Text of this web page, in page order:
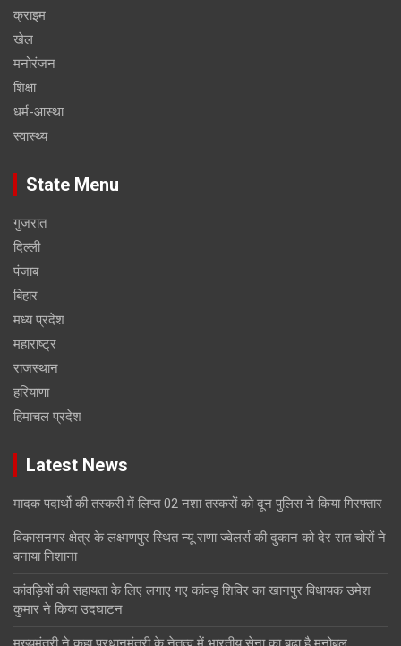
क्राइम
खेल
मनोरंजन
शिक्षा
धर्म-आस्था
स्वास्थ्य
State Menu
गुजरात
दिल्ली
पंजाब
बिहार
मध्य प्रदेश
महाराष्ट्र
राजस्थान
हरियाणा
हिमाचल प्रदेश
Latest News
मादक पदार्थो की तस्करी में लिप्त 02 नशा तस्करों को दून पुलिस ने किया गिरफ्तार
विकासनगर क्षेत्र के लक्ष्मणपुर स्थित न्यू राणा ज्वेलर्स की दुकान को देर रात चोरों ने
बनाया निशाना
कांवड़ियों की सहायता के लिए लगाए गए कांवड़ शिविर का खानपुर विधायक उमेश
कुमार ने किया उदघाटन